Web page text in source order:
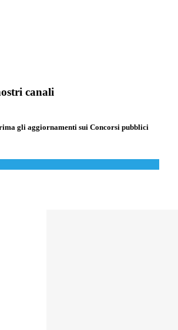
canali
gli aggiornamenti sui Concorsi pubblici